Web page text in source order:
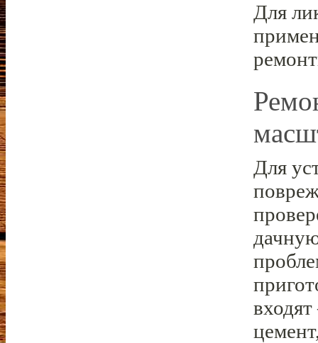
Для
Для